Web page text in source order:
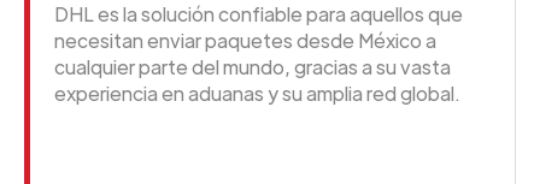
DHL es la solución confiable para aquellos que
necesitan enviar paquetes desde México a
cualquier parte del mundo, gracias a su vasta
experiencia en aduanas y su amplia red global.